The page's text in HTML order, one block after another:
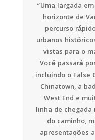
“Uma largada
horizonte de
percurso
urbanos
vistas para o
Você passará
incluindo o False
Chinatown, a
West End e
linha de chegada
do caminho,
apresentações